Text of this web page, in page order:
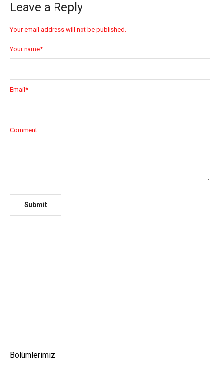
Leave a Reply
Your email address will not be published.
Your name*
Email *
Comment
Bölümlerimiz